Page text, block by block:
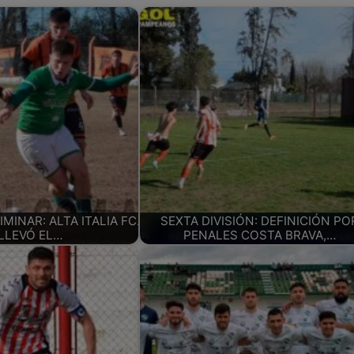
ALTA ITALIA FC.
EL…
SEXTA DIVISIÓN: DEFINICIÓN
PENALES COSTA BRAVA,…